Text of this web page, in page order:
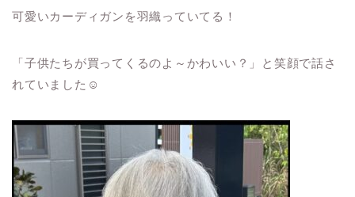
可愛いカーディガンを羽織っていてる！
「子供たちが買ってくるのよ～かわいい？」と笑顔で話さ
れていました☺